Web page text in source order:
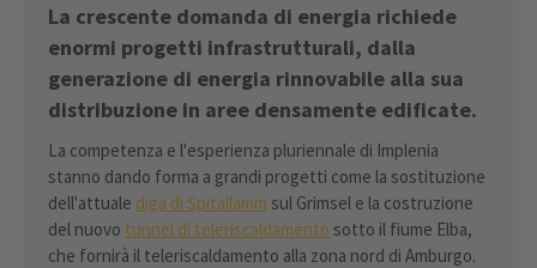
La crescente domanda di energia richiede
enormi progetti infrastrutturali, dalla
generazione di energia rinnovabile alla sua
distribuzione in aree densamente edificate.
La competenza e l'esperienza pluriennale di Implenia
stanno dando forma a grandi progetti come la sostituzione
dell'attuale diga di Spitallamm sul Grimsel e la costruzione
del nuovo tunnel di teleriscaldamento sotto il fiume Elba,
che fornirà il teleriscaldamento alla zona nord di Amburgo.